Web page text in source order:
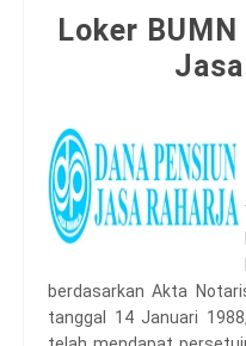
Loker
berdasarkan Akta
tanggal 14 Januari